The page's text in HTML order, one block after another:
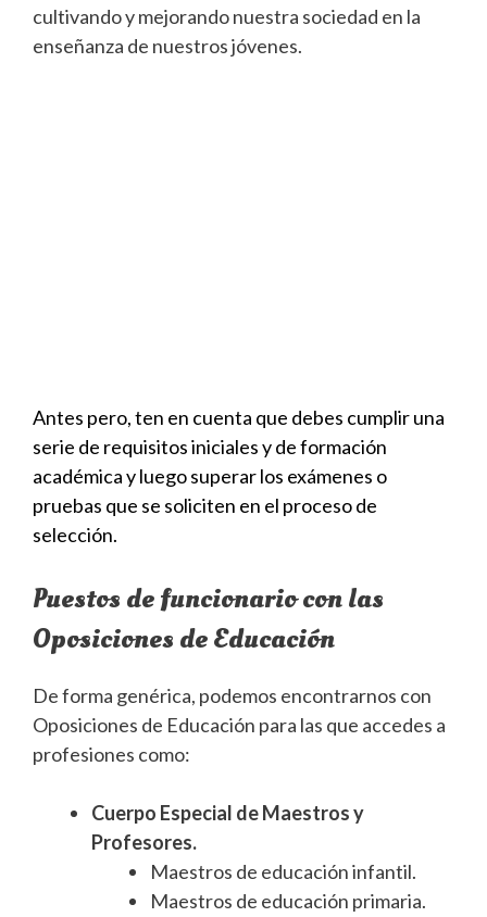
cultivando y mejorando nuestra sociedad en la
enseñanza de nuestros jóvenes.
Antes pero, ten en cuenta que debes cumplir una
serie de requisitos iniciales y de formación
académica y luego superar los exámenes o
pruebas que se soliciten en el proceso de
selección.
Puestos de funcionario con las
Oposiciones de Educación
De forma genérica, podemos encontrarnos con
Oposiciones de Educación para las que accedes a
profesiones como:
Cuerpo Especial de Maestros y
Profesores.
Maestros de educación infantil.
Maestros de educación primaria.